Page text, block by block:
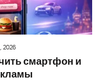
2026
смартфон и